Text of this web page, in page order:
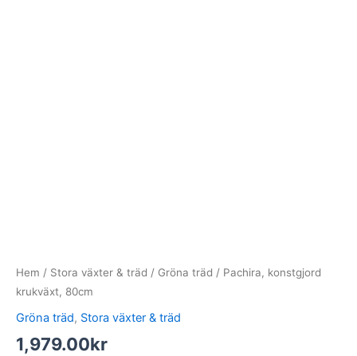
Hem / Stora växter & träd / Gröna träd / Pachira, konstgjord
krukväxt, 80cm
Gröna träd, Stora växter & träd
1,979.00kr